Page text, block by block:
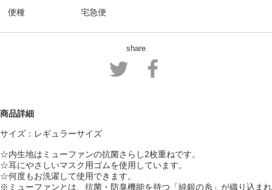
便種 宅急便
share
商品詳細
サイズ：レギュラーサイズ
☆内生地はミューファンの抗菌さらし2枚重ねです。
☆耳にやさしいマスク用ゴムを使用しています。
☆何度もお洗濯して使用できます。
※ミューファンとは、抗菌・防臭機能を持つ「純銀の糸」が織り込まれ